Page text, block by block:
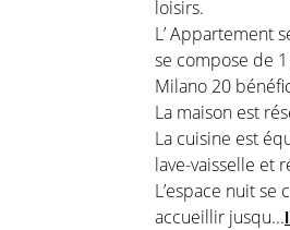
loisirs.
L’ Appartement
se compose de
Milano 20
La maison est
La cuisine est
lave-vaisselle et
L’espace nuit
accueillir jusqu...